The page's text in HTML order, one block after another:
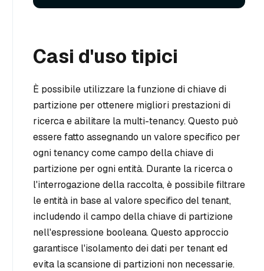
Casi d'uso tipici
È possibile utilizzare la funzione di chiave di
partizione per ottenere migliori prestazioni di
ricerca e abilitare la multi-tenancy. Questo può
essere fatto assegnando un valore specifico per
ogni tenancy come campo della chiave di
partizione per ogni entità. Durante la ricerca o
l'interrogazione della raccolta, è possibile filtrare
le entità in base al valore specifico del tenant,
includendo il campo della chiave di partizione
nell'espressione booleana. Questo approccio
garantisce l'isolamento dei dati per tenant ed
evita la scansione di partizioni non necessarie.